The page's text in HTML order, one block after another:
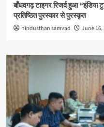
बाँधवगढ़ टाइगर रिजर्व हुआ “इंडिया
प्रतिष्ठित पुरस्कार से पुरस्कृत
hindusthan samvad June 16,